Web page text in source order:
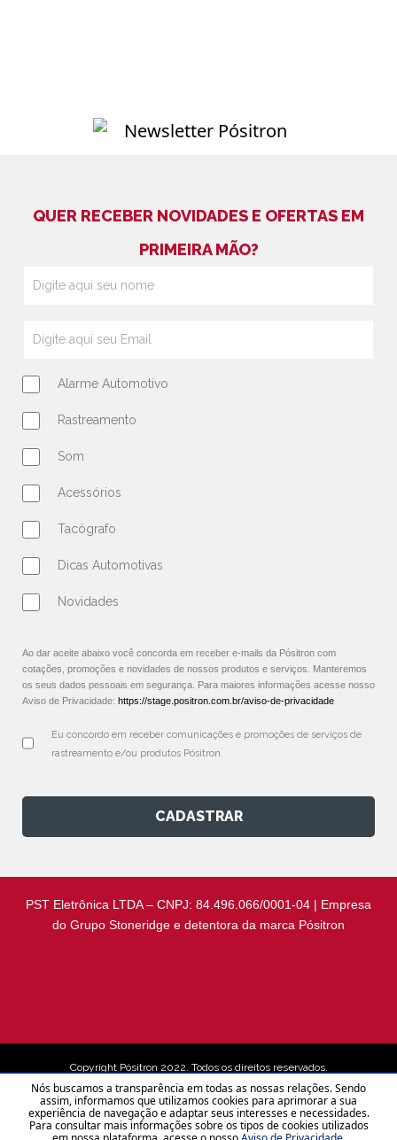
QUER RECEBER NOVIDADES E OFERTAS EM
PRIMEIRA MÃO?
Alarme Automotivo
Rastreamento
Som
Acessórios
Tacógrafo
Dicas Automotivas
Novidades
Ao dar aceite abaixo você concorda em receber e-mails da Pósitron com
cotações, promoções e novidades de nossos produtos e serviços. Manteremos
os seus dados pessoais em segurança. Para maiores informações acesse nosso
Aviso de Privacidade: https://stage.positron.com.br/aviso-de-privacidade
Eu concordo em receber comunicações e promoções de serviços de
rastreamento e/ou produtos Pósitron.
CADASTRAR
PST Eletrônica LTDA – CNPJ: 84.496.066/0001-04 | Empresa
do Grupo Stoneridge e detentora da marca Pósitron
Copyright Pósitron 2022. Todos os direitos reservados.
Aviso de Privacidade
Nós buscamos a transparência em todas as nossas relações. Sendo
assim, informamos que utilizamos cookies para aprimorar a sua
experiência de navegação e adaptar seus interesses e necessidades.
Para consultar mais informações sobre os tipos de cookies utilizados